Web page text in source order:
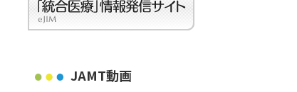
JAMT動画